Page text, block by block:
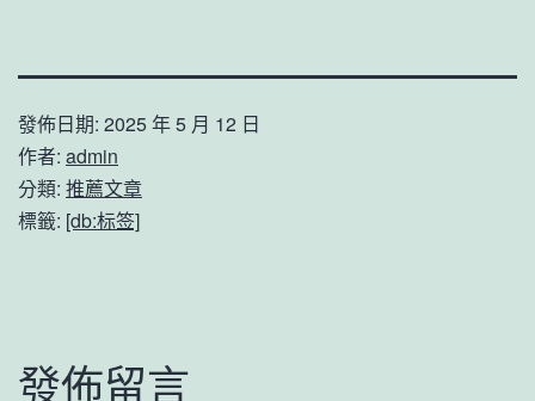
發佈日期: 2025 年 5 月 12 日
作者: admin
分類: 推薦文章
標籤: [db:标签]
發佈留言